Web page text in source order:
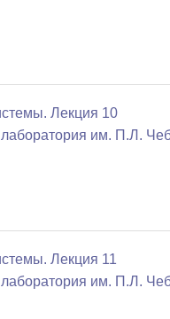
Лекция 10
лаборатория им. П.Л.
Лекция 11
лаборатория им. П.Л.